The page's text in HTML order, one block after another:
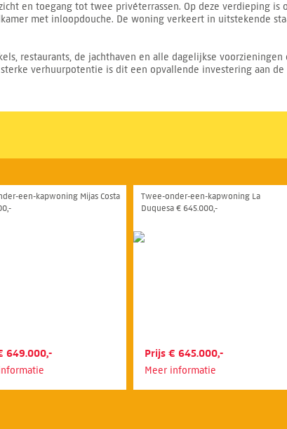
en toegang tot twee privéterrassen. Op deze verdieping is
met inloopdouche. De woning verkeert in uitstekende
restaurants, de jachthaven en alle dagelijkse
verhuurpotentie is dit een opvallende investering aan de
een-kapwoning Mijas Costa
649.000,-
Twee-onder-een-kapwoning La
Duquesa € 645.000,-
Prijs € 645.000,-
Meer informatie